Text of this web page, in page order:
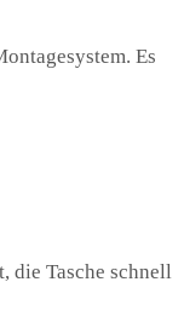
Es
die Tasche schnell